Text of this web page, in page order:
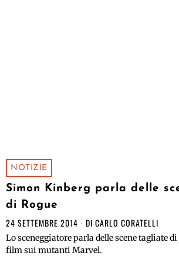
NOTIZIE
Simon Kinberg parla delle
di Rogue
24 SETTEMBRE 2014 DI CARLO CORATELLI
Lo sceneggiatore parla delle scene tagliate
film sui mutanti Marvel.